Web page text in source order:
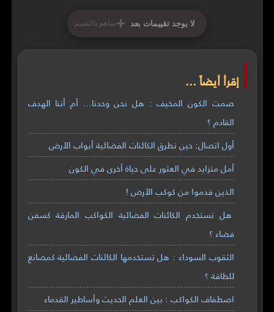
لا يوجد تقييمات بعد +ساهم بالتقييم
إقرأ أيضاً ...
صمت الكون المخيف : هل نحن وحدنا… أم أننا الهدف
القادم ؟
أول اتصال: حين تطرق الكائنات الفضائية أبواب الأرض
أمل متزايد في العثور على حياة أخرى في الكون
الذين قدموا من كوكب الأرض !
هل تستخدم الكائنات الفضائية الكواكب المارقة كسفن
فضاء ؟
الثقوب السوداء : هل تستخدمها الكائنات الفضائية كمصانع
للطاقة ؟
اصطفاف الكواكب : بين العلم الحديث وأساطير القدماء